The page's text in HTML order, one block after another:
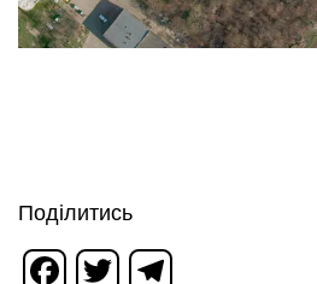
Поділитись
Facebook
Twitter